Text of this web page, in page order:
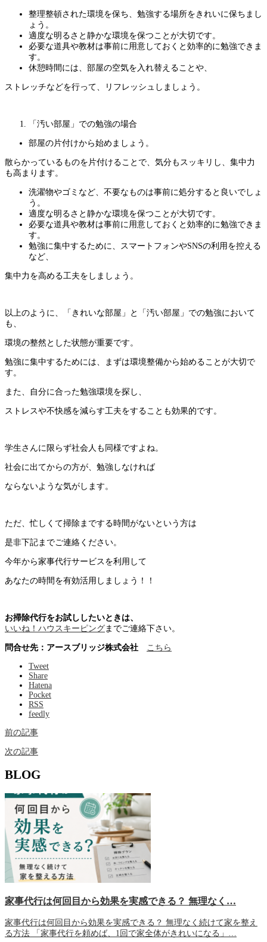
整理整頓された環境を保ち、勉強する場所をきれいに保ちまし
ょう。
適度な明るさと静かな環境を保つことが大切です。
必要な道具や教材は事前に用意しておくと効率的に勉強できま
す。
休憩時間には、部屋の空気を入れ替えることや、
ストレッチなどを行って、リフレッシュしましょう。
「汚い部屋」での勉強の場合
部屋の片付けから始めましょう。
散らかっているものを片付けることで、気分もスッキリし、集中力
も高まります。
洗濯物やゴミなど、不要なものは事前に処分すると良いでしょ
う。
適度な明るさと静かな環境を保つことが大切です。
必要な道具や教材は事前に用意しておくと効率的に勉強できま
す。
勉強に集中するために、スマートフォンやSNSの利用を控える
など、
集中力を高める工夫をしましょう。
以上のように、「きれいな部屋」と「汚い部屋」での勉強において
も、
環境の整然とした状態が重要です。
勉強に集中するためには、まずは環境整備から始めることが大切で
す。
また、自分に合った勉強環境を探し、
ストレスや不快感を減らす工夫をすることも効果的です。
学生さんに限らず社会人も同様ですよね。
社会に出てからの方が、勉強しなければ
ならないような気がします。
ただ、忙しくて掃除までする時間がないという方は
是非下記までご連絡ください。
今年から家事代行サービスを利用して
あなたの時間を有効活用しましょう！！
お掃除代行をお試ししたいときは、
いいね！ハウスキーピング までご連絡下さい。
問合せ先：アースブリッジ株式会社 こちら
Tweet
Share
Hatena
Pocket
RSS
feedly
前の記事
次の記事
BLOG
家事代行は何回目から効果を実感できる？ 無理なく…
家事代行は何回目から効果を実感できる？ 無理なく続けて家を整え
る方法 「家事代行を頼めば、1回で家全体がきれいになる」…